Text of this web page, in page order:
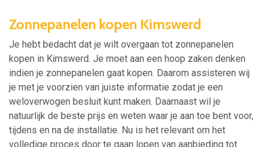
Zonnepanelen kopen Kimswerd
Je hebt bedacht dat je wilt overgaan tot zonnepanelen
kopen in Kimswerd. Je moet aan een hoop zaken denken
indien je zonnepanelen gaat kopen. Daarom assisteren wij
je met je voorzien van juiste informatie zodat je een
weloverwogen besluit kunt maken. Daarnaast wil je
natuurlijk de beste prijs en weten waar je aan toe bent voor,
tijdens en na de installatie. Nu is het relevant om het
volledige proces door te gaan lopen van aanbieding tot